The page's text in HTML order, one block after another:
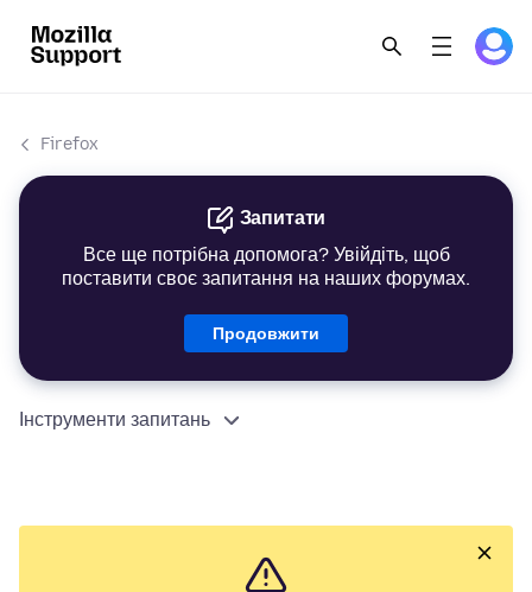
Firefox
Запитати
Все ще потрібна допомога? Увійдіть, щоб
поставити своє запитання на наших форумах.
Продовжити
Інструменти запитань